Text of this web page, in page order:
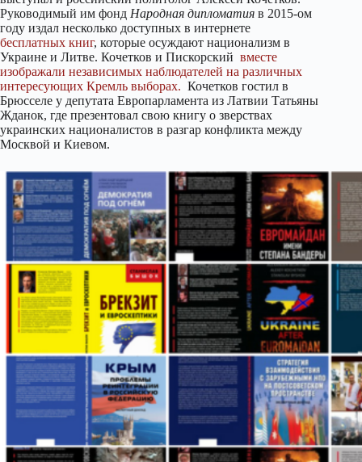
Руководимый им фонд Народная дипломатия в 2015-ом
году издал несколько доступных в интернете
бесплатных книг, которые осуждают национализм в
Украине и Литве. Кочетков и Пискорский вместе
изображали независимых наблюдателей на различных
интересующих Кремль выборах. Кочетков гостил в
Брюсселе у депутата Европарламента из Латвии Татьяны
Жданок, где презентовал свою книгу о зверствах
украинских националистов в разгар конфликта между
Москвой и Киевом.